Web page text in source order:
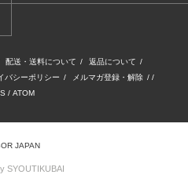
配送・送料について / 返品について /
バシーポリシー / メルマガ登録・解除 / /
/ ATOM
JAPAN
SYOUTIKUBAI